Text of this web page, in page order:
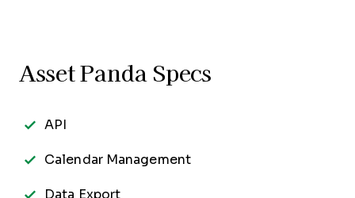
Asset Panda Specs
API
Calendar Management
Data Export